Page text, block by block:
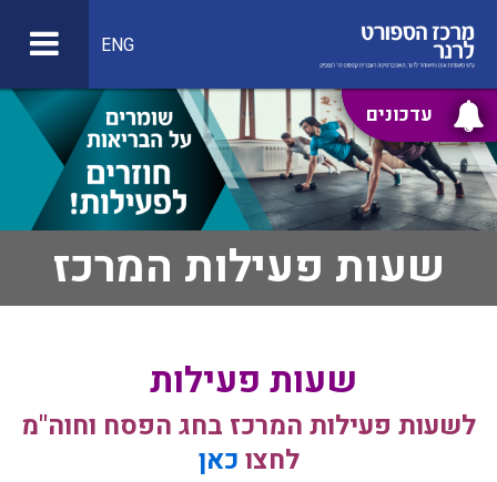
עדכונים
ENG
שעות פעילות המרכז
שעות פעילות
לשעות פעילות המרכז בחג הפסח וחוה"מ
לחצו כאן